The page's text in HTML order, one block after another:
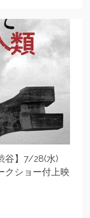
谷】7/28(水)
クショー付上映